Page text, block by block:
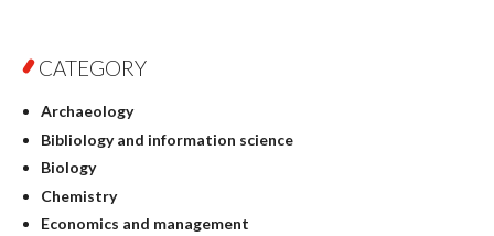
CATEGORY
Archaeology
Bibliology and information science
Biology
Chemistry
Economics and management